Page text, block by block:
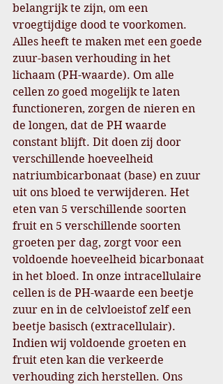
belangrijk te zijn, om een
vroegtijdige dood te voorkomen.
Alles heeft te maken met een goede
zuur-basen verhouding in het
lichaam (PH-waarde). Om alle
cellen zo goed mogelijk te laten
functioneren, zorgen de nieren en
de longen, dat de PH waarde
constant blijft. Dit doen zij door
verschillende hoeveelheid
natriumbicarbonaat (base) en zuur
uit ons bloed te verwijderen. Het
eten van 5 verschillende soorten
fruit en 5 verschillende soorten
groeten per dag, zorgt voor een
voldoende hoeveelheid bicarbonaat
in het bloed. In onze intracellulaire
cellen is de PH-waarde een beetje
zuur en in de celvloeistof zelf een
beetje basisch (extracellulair).
Indien wij voldoende groeten en
fruit eten kan die verkeerde
verhouding zich herstellen. Ons